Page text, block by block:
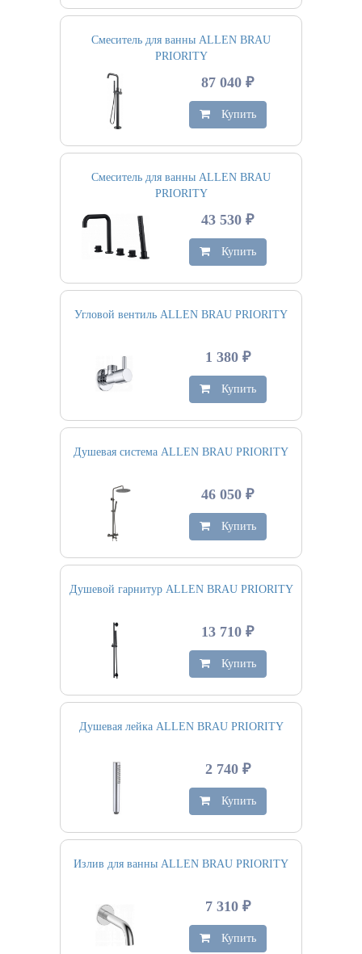
Смеситель для ванны ALLEN BRAU
PRIORITY
87 040 ₽
Купить
Смеситель для ванны ALLEN BRAU
PRIORITY
43 530 ₽
Купить
Угловой вентиль ALLEN BRAU PRIORITY
1 380 ₽
Купить
Душевая система ALLEN BRAU PRIORITY
46 050 ₽
Купить
Душевой гарнитур ALLEN BRAU PRIORITY
13 710 ₽
Купить
Душевая лейка ALLEN BRAU PRIORITY
2 740 ₽
Купить
Излив для ванны ALLEN BRAU PRIORITY
7 310 ₽
Купить